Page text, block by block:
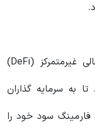
یرن فایننس یک سرویس جمع‌ آوری مالی غیرمتمرکز (DeFi)
به سرمایه‌ گذاران
سود خود را